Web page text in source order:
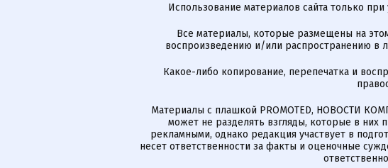
Использование материалов сайта только
Все материалы, которые размещены на
воспроизведению и/или распространению в
Какое-либо копирование, перепечатка и
Материалы с плашкой PROMOTED, НОВОСТИ
может не разделять взгляды, которые в
рекламными, однако редакция участвует в
несет ответственности за факты и оценочные